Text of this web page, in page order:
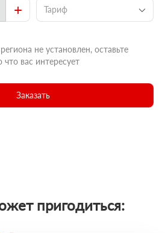
+ Тариф
не установлен, оставьте
вас интересует
Заказать
пригодиться: